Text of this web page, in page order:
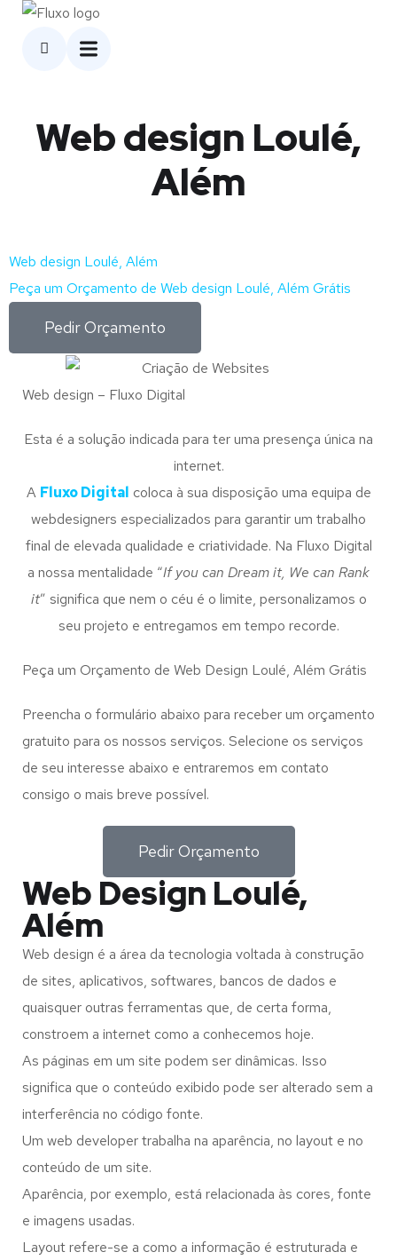
Web design Loulé,
Além
Web design Loulé, Além
Peça um Orçamento de Web design Loulé, Além Grátis
Pedir Orçamento
Web design – Fluxo Digital
Esta é a solução indicada para ter uma presença única na
internet.
A Fluxo Digital coloca à sua disposição uma equipa de
webdesigners especializados para garantir um trabalho
final de elevada qualidade e criatividade. Na Fluxo Digital
a nossa mentalidade “If you can Dream it, We can Rank
it” significa que nem o céu é o limite, personalizamos o
seu projeto e entregamos em tempo recorde.
Peça um Orçamento de Web Design Loulé, Além Grátis
Preencha o formulário abaixo para receber um orçamento
gratuito para os nossos serviços. Selecione os serviços
de seu interesse abaixo e entraremos em contato
consigo o mais breve possível.
Pedir Orçamento
Web Design Loulé,
Além
Web design é a área da tecnologia voltada à construção
de sites, aplicativos, softwares, bancos de dados e
quaisquer outras ferramentas que, de certa forma,
constroem a internet como a conhecemos hoje.
As páginas em um site podem ser dinâmicas. Isso
significa que o conteúdo exibido pode ser alterado sem a
interferência no código fonte.
Um web developer trabalha na aparência, no layout e no
conteúdo de um site.
Aparência, por exemplo, está relacionada às cores, fonte
e imagens usadas.
Layout refere-se a como a informação é estruturada e